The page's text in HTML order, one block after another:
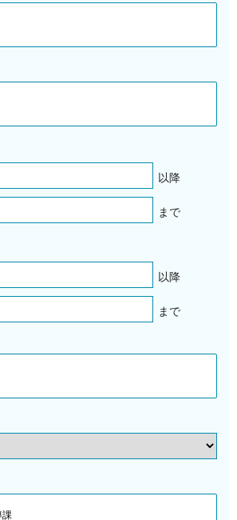
以降
まで
以降
まで